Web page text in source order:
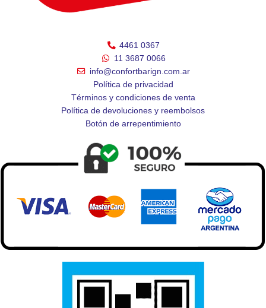
4461 0367
11 3687 0066
info@confortbarign.com.ar
Política de privacidad
Términos y condiciones de venta
Política de devoluciones y reembolsos
Botón de arrepentimiento